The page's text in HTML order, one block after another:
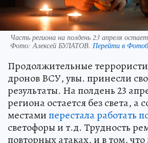
Часть региона на полдень 23 апреля
Фото:Алексей БУЛАТОВ. Перейти в
Продолжительные
дронов ВСУ, увы. принесли
результаты. На полдень 23
региона остается без света, а
местамиперестала работать
светофоры и т.д. Трудность
повторных атаках, и в том,